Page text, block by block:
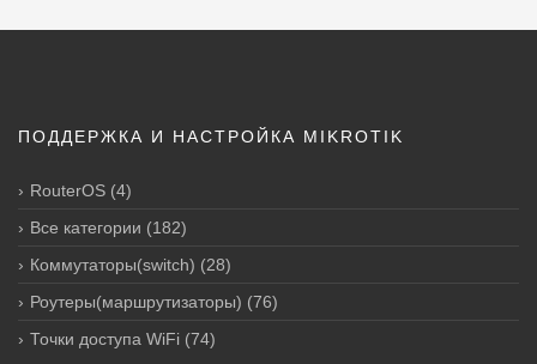
ПОДДЕРЖКА И НАСТРОЙКА MIKROTIK
RouterOS (4)
Все категории (182)
Коммутаторы(switch) (28)
Роутеры(маршрутизаторы) (76)
Точки доступа WiFi (74)